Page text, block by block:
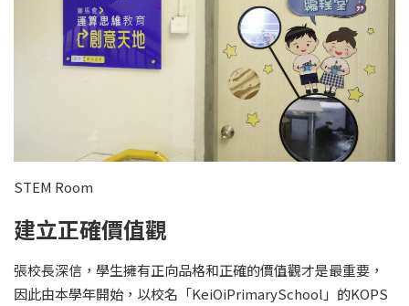
STEM Room
建立正確價值觀
張校長深信，學生擁有正向品格和正確的價值觀才是最重要，
因此由本學年開始，以校名「KeiOiPrimarySchool」的KOPS